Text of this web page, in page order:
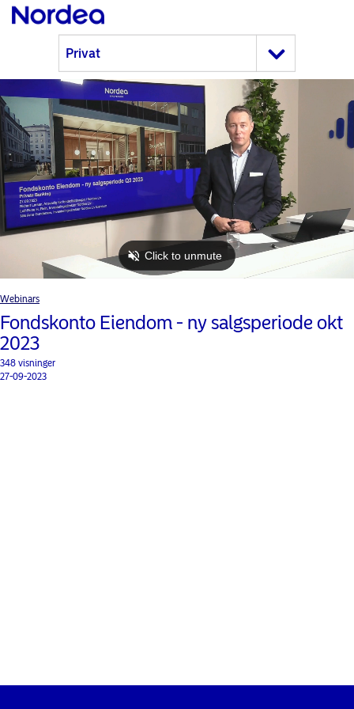
Webinars
Fondskonto Eiendom - ny salgsperiode okt
2023
348 visninger
27-09-2023